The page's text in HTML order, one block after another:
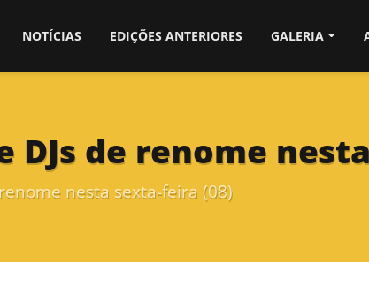
NOTÍCIAS EDIÇÕES ANTERIORES GALERIA
DJs de renome
nesta sexta-feira (08)